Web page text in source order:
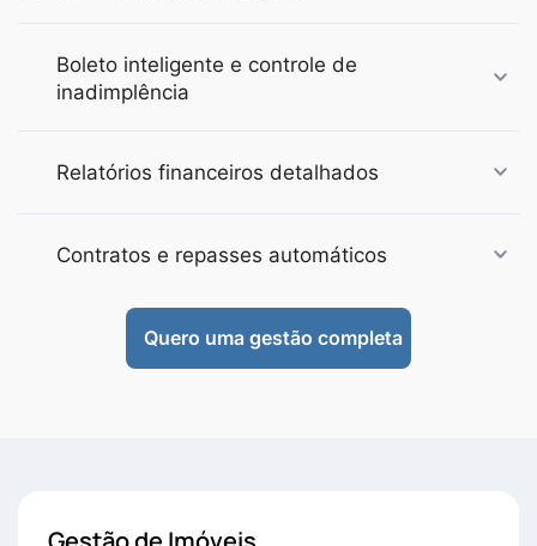
Boleto inteligente e controle de
inadimplência
Relatórios financeiros detalhados
Contratos e repasses automáticos
Quero uma gestão completa